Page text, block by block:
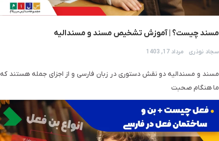
مسند چیست؟ | آموزش تشخیص مسند و مسندالیه
سجاد نوذری مرداد 17, 1403
مسند و مسندالیه دو نقش دستوری در زبان فارسی و از اجزای جمله هستند که
ما هنگام صحبت